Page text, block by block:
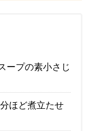
ープの素小さじ
ほど煮立たせ